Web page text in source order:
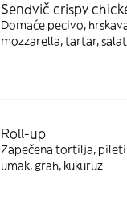
Sendvič crispy
Domaće pecivo,
mozzarella, tartar,
Roll-up
Zapečena tortilja,
umak, grah, kukuruz